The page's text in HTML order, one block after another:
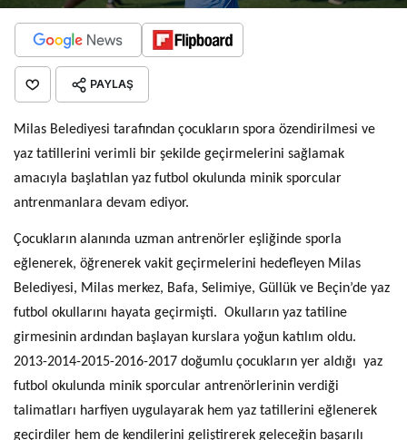
PAYLAŞ
Milas Belediyesi tarafından çocukların spora özendirilmesi ve
yaz tatillerini verimli bir şekilde geçirmelerini sağlamak
amacıyla başlatılan yaz futbol okulunda minik sporcular
antrenmanlara devam ediyor.
Çocukların alanında uzman antrenörler eşliğinde sporla
eğlenerek, öğrenerek vakit geçirmelerini hedefleyen Milas
Belediyesi, Milas merkez, Bafa, Selimiye, Güllük ve Beçin’de yaz
futbol okullarını hayata geçirmişti. Okulların yaz tatiline
girmesinin ardından başlayan kurslara yoğun katılım oldu.
2013-2014-2015-2016-2017 doğumlu çocukların yer aldığı yaz
futbol okulunda minik sporcular antrenörlerinin verdiği
talimatları harfiyen uygulayarak hem yaz tatillerini eğlenerek
geçirdiler hem de kendilerini geliştirerek geleceğin başarılı